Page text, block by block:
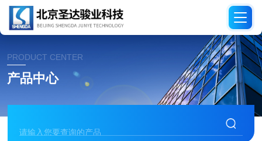
PRODUCT CENTER
产品中心